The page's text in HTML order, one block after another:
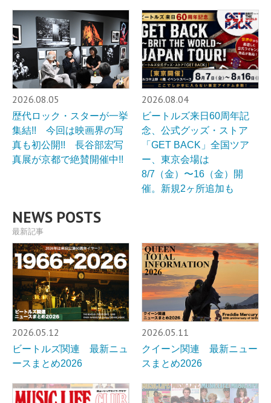
2026.08.05
歴代ロック・スターが一挙
集結!! 今回は映画界の写
真も初公開!! 長谷部宏写
真展が京都で絶賛開催中!!
2026.08.04
ビートルズ来日60周年記
念、公式グッズ・ストア
「GET BACK」全国ツア
ー、東京会場は
8/7（金）〜16（金）開
催。新規2ヶ所追加も
NEWS POSTS
最新記事
2026.05.12
ビートルズ関連 最新ニュ
ースまとめ2026
2026.05.11
クイーン関連 最新ニュー
スまとめ2026